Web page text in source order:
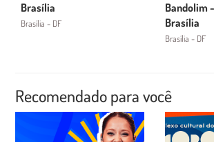
Brasília
Brasília - DF
Bandolim
Brasília
Brasília - DF
Recomendado para você